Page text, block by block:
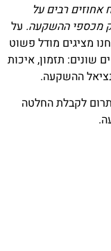
אחוזים רבים על
מכספי ההשקעה. על
מציגים מודל פשוט
תזמון, איכות
ההשקעה.
לקבלת החלטה